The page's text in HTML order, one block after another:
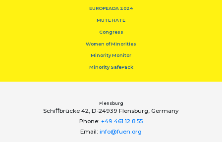
EUROPEADA 2024
MUTE HATE
Congress
Women of Minorities
Minority Monitor
Minority SafePack
Flensburg
Schiﬀbrücke 42, D-24939 Flensburg, Germany
Phone: +49 461 12 8 55
Email: info@fuen.org